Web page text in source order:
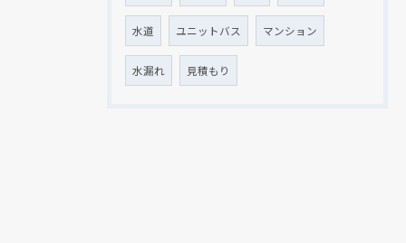
水道 ユニットバス マンション
水漏れ 見積もり